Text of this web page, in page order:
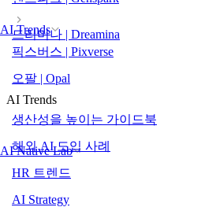
AI Trends
AI Native Lab
드리미나 | Dreamina
픽스버스 | Pixverse
오팔 | Opal
AI Trends
생산성을 높이는 가이드북
해외 AI 도입 사례
HR 트렌드
AI Strategy